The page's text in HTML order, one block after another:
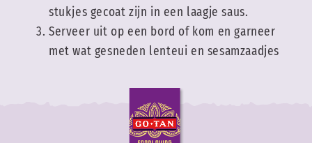
stukjes gecoat zijn in een laagje saus.
Serveer uit op een bord of kom en garneer
met wat gesneden lenteui en sesamzaadjes